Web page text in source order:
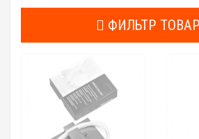
ФИЛЬТР